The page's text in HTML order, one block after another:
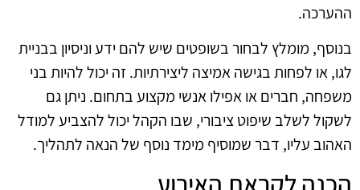
ההערכה.
בנוסף, מומלץ לבחור בשופטים שיש להם ידע וניסיון בבניית
לגו, או לפחות בגישה אמיצה ליצירתיות. זה יכול להיות בני
משפחה, חברים או אפילו אנשי מקצוע בתחום. ניתן גם
לשקול לשלב שיפוט ציבורי, שבו הקהל יכול להצביע למודל
האהוב עליו, דבר שמוסיף מימד נוסף של הנאה לתהליך.